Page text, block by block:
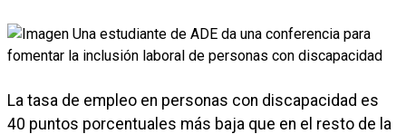
La tasa de empleo en personas con discapacidad es
40 puntos porcentuales más baja que en el resto de la